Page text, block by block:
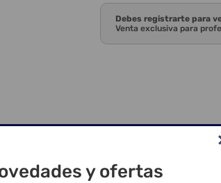
Debes registrarte para
Venta exclusiva para
y ofertas